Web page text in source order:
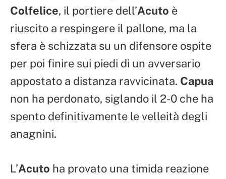
Colfelice, il portiere dell’Acuto è
riuscito a respingere il pallone, ma la
sfera è schizzata su un difensore ospite
per poi finire sui piedi di un avversario
appostato a distanza ravvicinata. Capua
non ha perdonato, siglando il 2-0 che ha
spento definitivamente le velleità degli
anagnini.
L’Acuto ha provato una timida reazione